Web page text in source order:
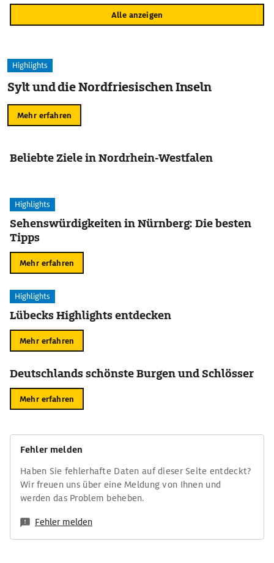
Alle anzeigen
Highlights
Sylt und die Nordfriesischen Inseln
Mehr erfahren
Beliebte Ziele in Nordrhein-Westfalen
Highlights
Sehenswürdigkeiten in Nürnberg: Die besten
Tipps
Mehr erfahren
Highlights
Lübecks Highlights entdecken
Mehr erfahren
Deutschlands schönste Burgen und Schlösser
Mehr erfahren
Fehler melden
Haben Sie fehlerhafte Daten auf dieser Seite entdeckt?
Wir freuen uns über eine Meldung von Ihnen und
werden das Problem beheben.
Fehler melden